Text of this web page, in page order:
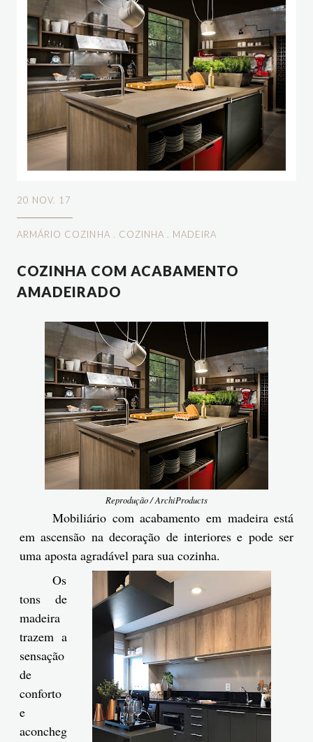
20 NOV. 17
ARMÁRIO COZINHA COZINHA MADEIRA
COZINHA COM ACABAMENTO
AMADEIRADO
Reprodução / ArchiProducts
Mobiliário com acabamento em madeira está
em ascensão na decoração de interiores e pode ser
uma aposta agradável para sua cozinha.
Os
tons de
madeira
trazem a
sensação
de
conforto
e
aconcheg